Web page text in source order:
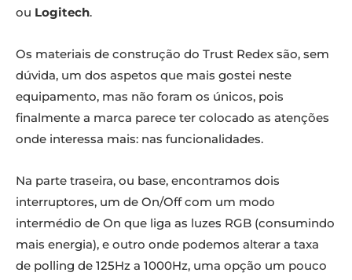
ou Logitech.
Os materiais de construção do Trust Redex são, sem
dúvida, um dos aspetos que mais gostei neste
equipamento, mas não foram os únicos, pois
finalmente a marca parece ter colocado as atenções
onde interessa mais: nas funcionalidades.
Na parte traseira, ou base, encontramos dois
interruptores, um de On/Off com um modo
intermédio de On que liga as luzes RGB (consumindo
mais energia), e outro onde podemos alterar a taxa
de polling de 125Hz a 1000Hz, uma opção um pouco